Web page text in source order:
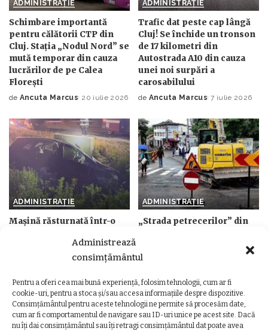
Administrează
consimțământul
Pentru a oferi cea mai bună experiență, folosim tehnologii, cum ar fi
cookie-uri, pentru a stoca și/sau accesa informațiile despre dispozitive.
Consimțământul pentru aceste tehnologii ne permite să procesăm date,
cum ar fi comportamentul de navigare sau ID-uri unice pe acest site. Dacă
nu îți dai consimțământul sau îți retragi consimțământul dat poate avea
ADMINISTRAȚIE
Schimbare importantă
pentru călătorii CTP din
Cluj. Stația „Nodul Nord” se
mută temporar din cauza
lucrărilor de pe Calea
Florești
Posted
de Ancuta Marcus 20 iulie 2026
ADMINISTRAȚIE
Trafic dat peste cap lângă
Cluj! Se închide un tronson
de 17 kilometri din
Autostrada A10 din cauza
unei noi surpări a
carosabilului
Posted
de Ancuta Marcus 7 iulie 2026
ADMINISTRAȚIE
Mașină răsturnată într-o
victime, printre care un
minor, transportate la
Posted
by
de Ancuta Marcus 16 iunie 2026
ADMINISTRAȚIE
„Strada petrecerilor” din
Cum va arăta noua Piezișă
după modernizarea de
Posted
by
de Ancuta Marcus 19 mai 2026